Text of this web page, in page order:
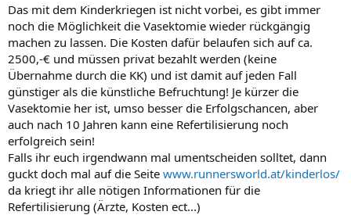
Das mit dem Kinderkriegen ist nicht vorbei, es gibt immer
noch die Möglichkeit die Vasektomie wieder rückgängig
machen zu lassen. Die Kosten dafür belaufen sich auf ca.
2500,-€ und müssen privat bezahlt werden (keine
Übernahme durch die KK) und ist damit auf jeden Fall
günstiger als die künstliche Befruchtung! Je kürzer die
Vasektomie her ist, umso besser die Erfolgschancen, aber
auch nach 10 Jahren kann eine Refertilisierung noch
erfolgreich sein!
Falls ihr euch irgendwann mal umentscheiden solltet, dann
guckt doch mal auf die Seite www.runnersworld.at/kinderlos/
da kriegt ihr alle nötigen Informationen für die
Refertilisierung (Ärzte, Kosten ect...)